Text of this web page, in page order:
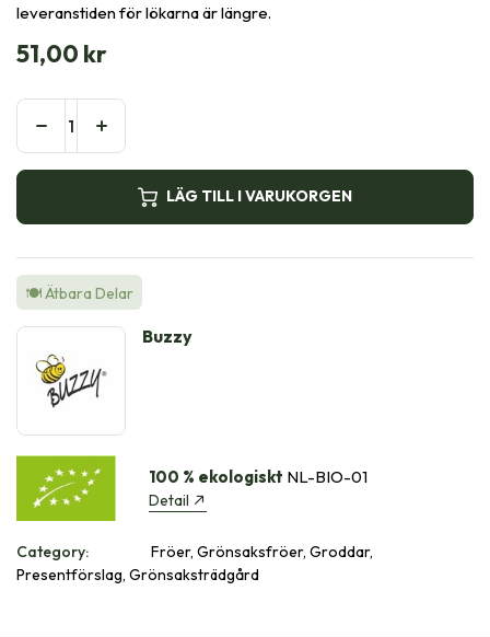
leveranstiden för lökarna är längre.
51,00 kr
LÄG TILL I VARUKORGEN
🍽️ Ätbara Delar
Buzzy
100 % ekologiskt NL-BIO-01
Detail
Category:
Fröer, Grönsaksfröer, Groddar,
Presentförslag, Grönsaksträdgård